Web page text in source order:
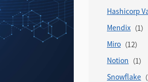
Hashicorp
Mendix
Miro
Notion
Snowflake